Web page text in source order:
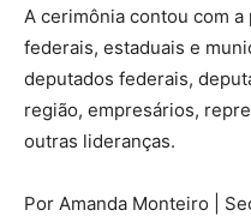
A cerimônia contou com
federais, estaduais e
deputados federais,
região, empresários,
outras lideranças.
Por Amanda Monteiro |